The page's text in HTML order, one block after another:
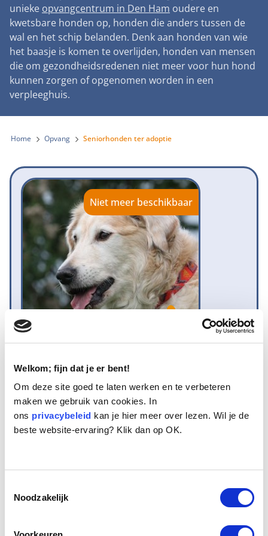
Welkom; fijn dat je er bent!
Om deze site goed te laten werken en te verbeteren
maken we gebruik van cookies. In
ons privacybeleid kan je hier meer over lezen. Wil je de
beste website-ervaring? Klik dan op OK.
Noodzakelijk
Landelijke registratie bijtincidenten
Verantwoord fokbeleid
Landelijk vuurwerkverbod
Verplichte pre-aanschaf cursus
Gemeentelijk meldpunt bijtincidenten
Bescherming tegen grasaren
Lezingen
Symposium Gemeentelijk Dierenbeleid
Teken onze petitie
Steun als bedrijf
Adopteer een seniorhond
Sponsor een seniorhond
Steun als vrijwilliger
Honden voor Honden Loop
Vraag een donatiebox aan
Wat wij doen
Onze organisatie
Samenwerking
Jaarverslag
Vacatures
Donateursmagazine Hond
Onze successen voor honden
Contactgegevens
Pers
Nieuws
Nieuwsbrief
Incassodata
Zoeken
unieke opvangcentrum in Den Ham oudere en
kwetsbare honden op, honden die anders tussen de
wal en het schip belanden. Denk aan honden van wie
het baasje is komen te overlijden, honden van mensen
die om gezondheidsredenen niet meer voor hun hond
kunnen zorgen of opgenomen worden in een
verpleeghuis.
Home Opvang Seniorhonden ter adoptie
Niet meer beschikbaar
Naam: Tommie
Leeftijd: 10
Ras/type: Golden Retriever
Geslacht: Reu
Reden opvang: Overlijden eigenaresse
Geplaatst.
gecastreerde, tien jaar oude Goldenreu woonde bij een oudere